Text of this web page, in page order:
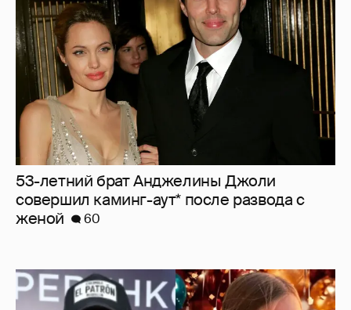
53-летний брат Анджелины Джоли
совершил каминг-аут* после развода с
женой
60